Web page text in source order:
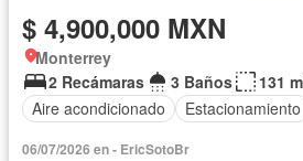
$ 4,900,000 MXN
Monterrey
2 Recámaras
3 Baños
131
Aire acondicionado
Estacionamiento
06/07/2026 en - EricSotoBr